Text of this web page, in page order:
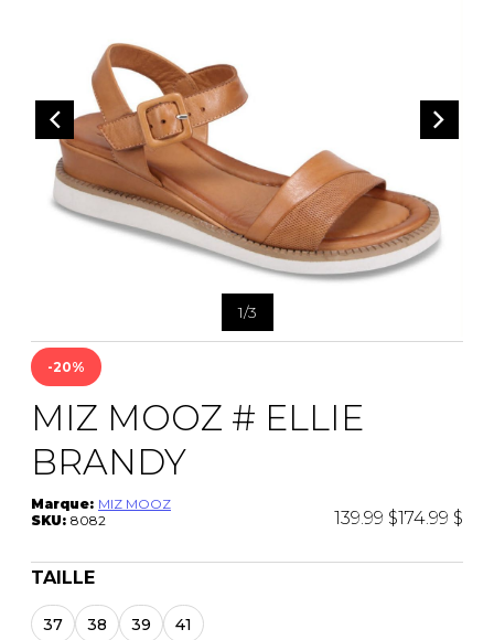
1/3
-20%
MIZ MOOZ # ELLIE
BRANDY
Marque: MIZ MOOZ
SKU: 8082 139.99 $174.99 $
TAILLE
37 38 39 41